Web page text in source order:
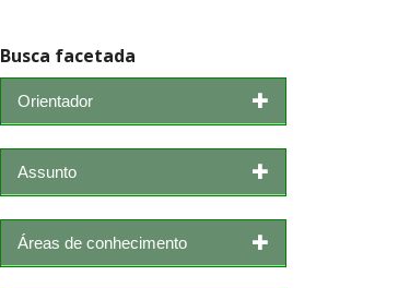
Busca facetada
Orientador
Assunto
Áreas de conhecimento